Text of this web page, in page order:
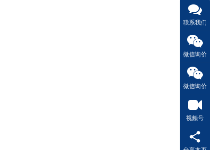
联系我们
微信询价
微信询价
视频号